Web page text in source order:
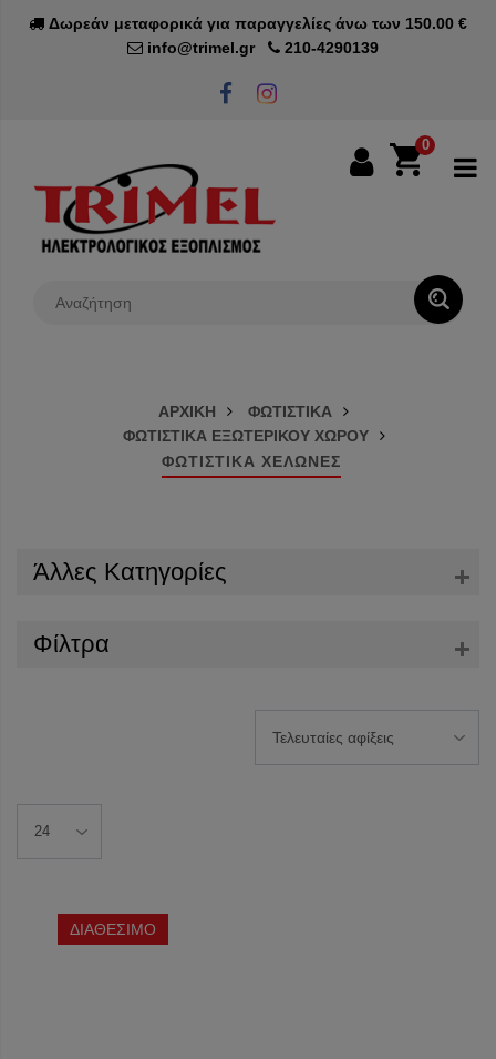
Δωρεάν μεταφορικά για παραγγελίες άνω των 150.00 €
info@trimel.gr
210-4290139
0
ΑΡΧΙΚΗ
ΦΩΤΙΣΤΙΚΑ
ΦΩΤΙΣΤΙΚΑ ΕΞΩΤΕΡΙΚΟΥ ΧΩΡΟΥ
ΦΩΤΙΣΤΙΚΑ ΧΕΛΩΝΕΣ
Άλλες Κατηγορίες
Φίλτρα
ΔΙΑΘΕΣΙΜΟ